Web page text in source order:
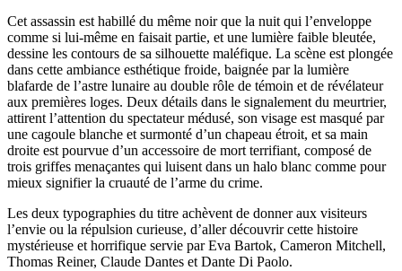
Cet assassin est habillé du même noir que la nuit qui l’enveloppe
comme si lui-même en faisait partie, et une lumière faible bleutée,
dessine les contours de sa silhouette maléfique. La scène est plongée
dans cette ambiance esthétique froide, baignée par la lumière
blafarde de l’astre lunaire au double rôle de témoin et de révélateur
aux premières loges. Deux détails dans le signalement du meurtrier,
attirent l’attention du spectateur médusé, son visage est masqué par
une cagoule blanche et surmonté d’un chapeau étroit, et sa main
droite est pourvue d’un accessoire de mort terrifiant, composé de
trois griffes menaçantes qui luisent dans un halo blanc comme pour
mieux signifier la cruauté de l’arme du crime.
Les deux typographies du titre achèvent de donner aux visiteurs
l’envie ou la répulsion curieuse, d’aller découvrir cette histoire
mystérieuse et horrifique servie par Eva Bartok, Cameron Mitchell,
Thomas Reiner, Claude Dantes et Dante Di Paolo.